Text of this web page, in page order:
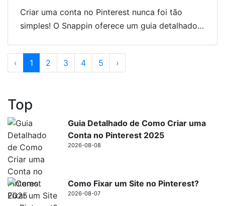
Criar uma conta no Pinterest nunca foi tão
simples! O Snappin oferece um guia detalhado
sucesso em apenas alguns minutos.
‹
1 2 3 4 5 ›
Top
Guia Detalhado de Como Criar uma
Conta no Pinterest 2025
2026-08-08
Como Fixar um Site no Pinterest?
2026-08-07